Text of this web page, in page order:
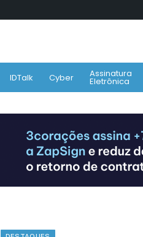
IDTalk Cyber Assinatura
Eletrônica